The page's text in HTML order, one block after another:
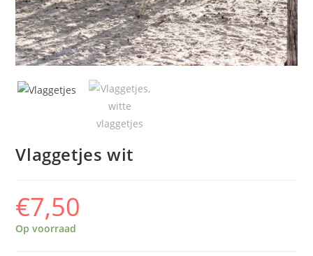
Vlaggetjes wit
€7,50
Op voorraad